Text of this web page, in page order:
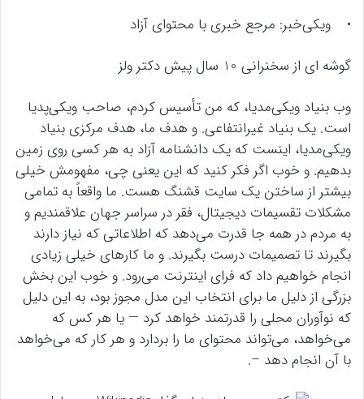
• ویکی‌خبر: مرجع خبری با محتوای آزاد
گوشه ای از سخنرانی 10 سال پیش دکتر ولز
وب بنیاد ویکی‌مدیا، که من تأسیس کردم، صاحب ویکی‌پدیا
است. یک بنیاد غیرانتفاعی. و هدف ما، هدف مرکزی بنیاد
ویکی‌مدیا، اینست که یک دانشنامه آزاد به هر کسی روی زمین
بدهیم. و خوب اگر فکر کنید که این یعنی چی، مفهومش خیلی
بیشتر از ساختن یک سایت قشنگ هست. ما واقعاً به تمامی
مشکلات تقسیمات دیجیتال، فقر در سراسر جهان علاقمندیم و
به مردم در همه جا قدرت می‌دهد که اطلاعاتی که نیاز دارند
بگیرند تا تصمیمات درست بگیرند. و ما کارهای خیلی زیادی
انجام خواهیم داد که فرای اینترنت می‌رود. و خوب این بخش
بزرگی از دلیل ما برای انتخاب این مدل مجوز بود، به این دلیل
که نوآوران محلی را قدرتمند خواهد کرد — یا هر کس که
می‌خواهد، می‌تواند محتوای ما را بردارد و هر کار که می‌خواهد
با آن انجام دهد –.